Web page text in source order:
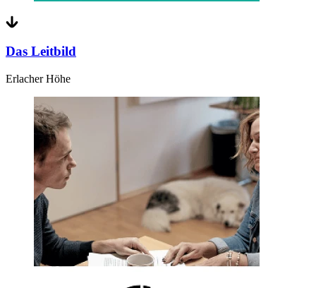
Das Leitbild
Erlacher Höhe